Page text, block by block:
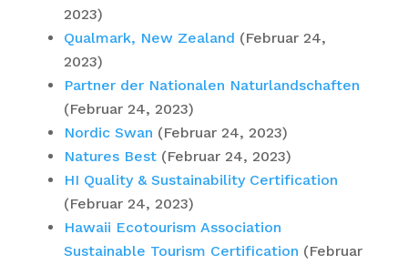
2023)
Qualmark, New Zealand (Februar 24,
2023)
Partner der Nationalen Naturlandschaften
(Februar 24, 2023)
Nordic Swan (Februar 24, 2023)
Natures Best (Februar 24, 2023)
HI Quality & Sustainability Certification
(Februar 24, 2023)
Hawaii Ecotourism Association
Sustainable Tourism Certification (Februar